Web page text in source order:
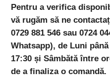
Pentru a verifica
vă rugăm să ne
0729 881 546 sau 0724
Whatsapp), de Luni
17:30 și Sâmbătă între
de a finaliza o comandă.